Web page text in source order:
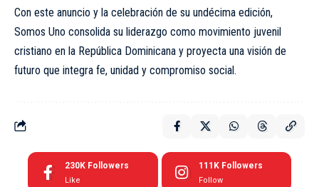
Con este anuncio y la celebración de su undécima edición,
Somos Uno consolida su liderazgo como movimiento juvenil
cristiano en la República Dominicana y proyecta una visión de
futuro que integra fe, unidad y compromiso social.
230K Followers
Like
111K Followers
Follow